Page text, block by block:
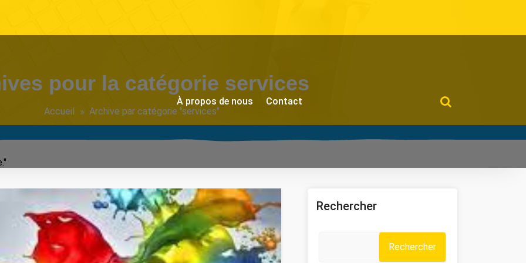
À propos de nous Contact
pour la catégorie services
Accueil Archive par catégorie "services"
Rechercher
Rechercher